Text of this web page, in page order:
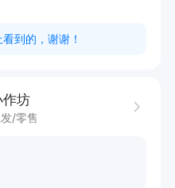
餐粉、花茶、蜜膏、
景实拍；
、精修、构图优化
看到的，谢谢！
坊
/零售